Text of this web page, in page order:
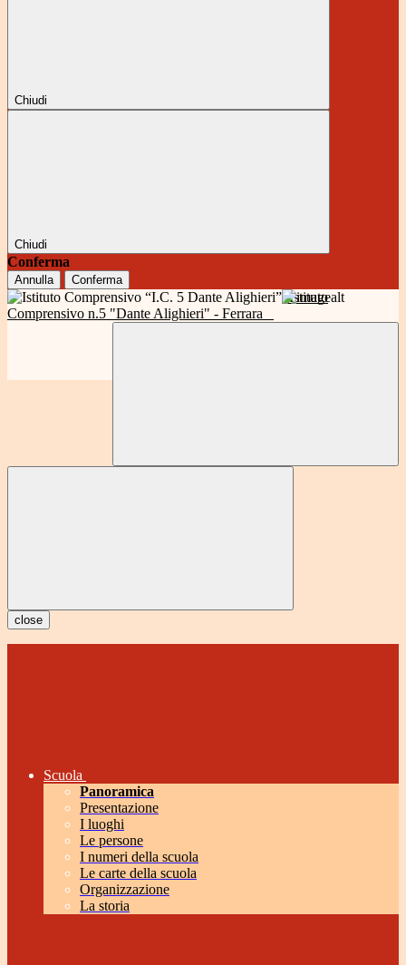
Chiudi
Chiudi
Conferma
Annulla Conferma
Istituto
Comprensivo n.5 "Dante Alighieri" - Ferrara
close
Scuola
Panoramica
Presentazione
I luoghi
Le persone
I numeri della scuola
Le carte della scuola
Organizzazione
La storia